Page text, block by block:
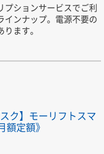
プションサービスでご利
インナップ。電源不要の
ます。
ク】モーリフトスマ
額定額》